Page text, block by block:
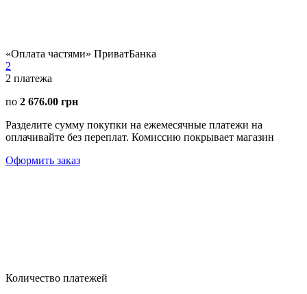
«Оплата частями» ПриватБанка
2
2 платежа
по 2 676.00 грн
Разделите сумму покупки на ежемесячные платежи на
оплачивайте без переплат. Комиссию покрывает магазин
Оформить заказ
Количество платежей